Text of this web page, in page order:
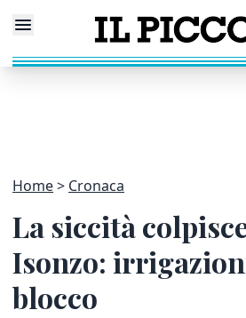
Home Cronaca
La siccità
Isonzo:
blocco